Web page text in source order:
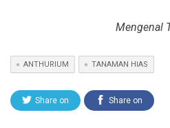
Mengenal
ANTHURIUM TANAMAN HIAS
Share on Share on